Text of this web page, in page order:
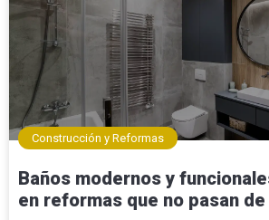
Construcción y Reformas
Baños modernos y
en reformas que no pasan de